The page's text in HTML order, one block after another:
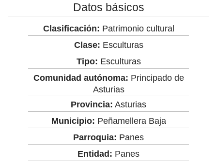
Datos básicos
Clasificación: Patrimonio cultural
Clase: Esculturas
Tipo: Esculturas
Comunidad autónoma: Principado de
Asturias
Provincia: Asturias
Municipio: Peñamellera Baja
Parroquia: Panes
Entidad: Panes